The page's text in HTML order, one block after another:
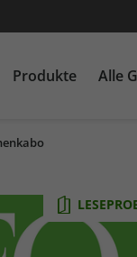
Produkte Alle